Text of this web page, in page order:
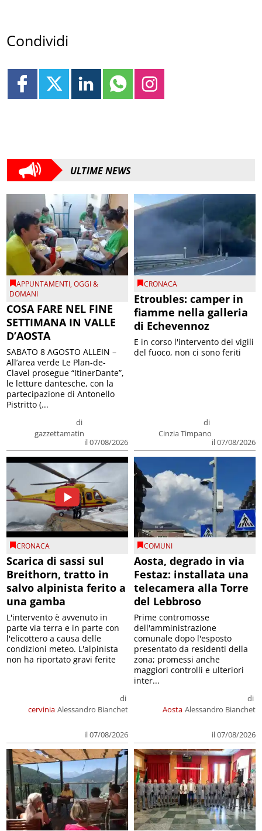
Condividi
ULTIME NEWS
APPUNTAMENTI,OGGI &
DOMANI
COSA FARE NEL FINE
SETTIMANA IN VALLE
D’AOSTA
di
gazzettamatin
il 07/08/2026
SABATO 8 AGOSTO ALLEIN –
All’area verde Le Plan-de-
Clavel prosegue “ItinerDante”,
le letture dantesche, con la
partecipazione di Antonello
Pistritto (...
CRONACA
Etroubles: camper in
fiamme nella galleria
di Echevennoz
di
Cinzia Timpano
il 07/08/2026
E in corso l'intervento dei vigili
del fuoco, non ci sono feriti
CRONACA
Scarica di sassi sul
Breithorn, tratto in
salvo alpinista ferito a
una gamba
cervinia
di
Alessandro Bianchet
il 07/08/2026
L'intervento è avvenuto in
parte via terra e in parte con
l'elicottero a causa delle
condizioni meteo. L'alpinista
non ha riportato gravi ferite
COMUNI
Aosta, degrado in via
Festaz: installata una
telecamera alla Torre
del Lebbroso
Aosta
di
Alessandro Bianchet
il 07/08/2026
Prime contromosse
dell'amministrazione
comunale dopo l'esposto
presentato da residenti della
zona; promessi anche
maggiori controlli e ulteriori
inter...